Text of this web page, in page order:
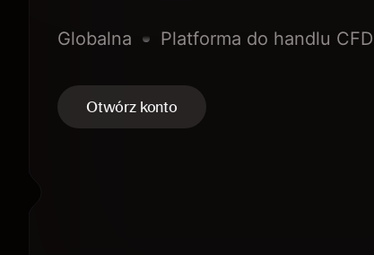
Globalna Platforma do handlu CFD
Otwórz konto